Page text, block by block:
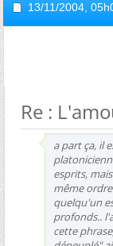
13/11/2004,
Re :
a part ça, il
esprits,
même
quelqu'un
profonds..
cette